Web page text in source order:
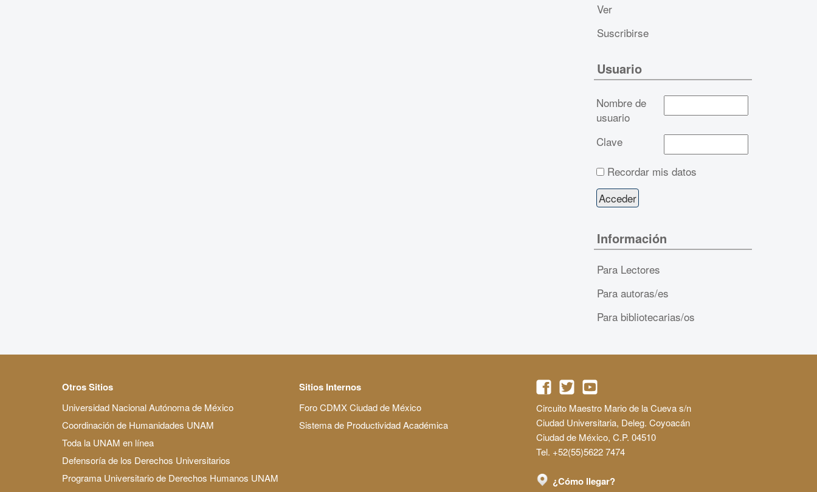
Ver
Suscribirse
Usuario
Nombre de
usuario
Clave
Recordar mis datos
Información
Para Lectores
Para autoras/es
Para bibliotecarias/os
Otros Sitios
Universidad Nacional Autónoma de México
Coordinación de Humanidades UNAM
Toda la UNAM en línea
Defensoría de los Derechos Universitarios
Programa Universitario de Derechos Humanos UNAM
Sitios Internos
Foro CDMX Ciudad de México
Sistema de Productividad Académica
Circuito Maestro Mario de la Cueva s/n
Ciudad Universitaria, Deleg. Coyoacán
Ciudad de México, C.P. 04510
Tel. +52(55)5622 7474
¿Cómo llegar?